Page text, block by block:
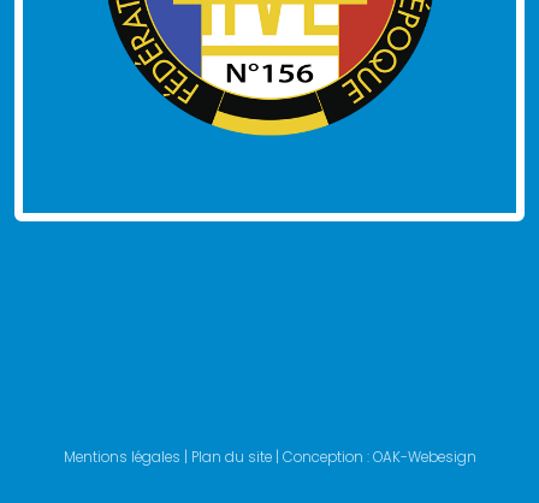
Mentions légales Plan du site| Conception :OAK-Webesign